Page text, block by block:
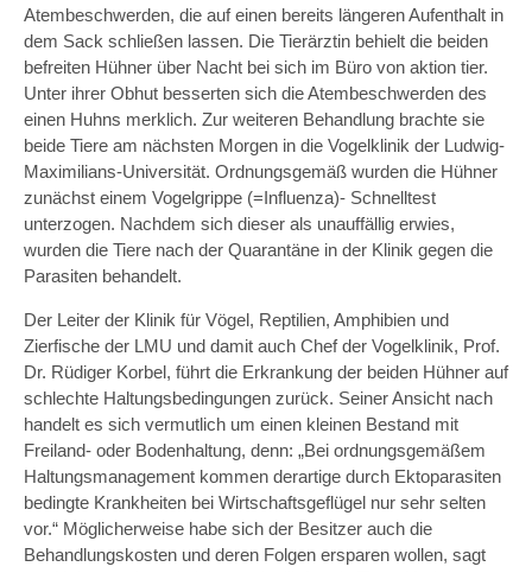
Atembeschwerden, die auf einen bereits längeren Aufenthalt in
dem Sack schließen lassen. Die Tierärztin behielt die beiden
befreiten Hühner über Nacht bei sich im Büro von aktion tier.
Unter ihrer Obhut besserten sich die Atembeschwerden des
einen Huhns merklich. Zur weiteren Behandlung brachte sie
beide Tiere am nächsten Morgen in die Vogelklinik der Ludwig-
Maximilians-Universität. Ordnungsgemäß wurden die Hühner
zunächst einem Vogelgrippe (=Influenza)- Schnelltest
unterzogen. Nachdem sich dieser als unauffällig erwies,
wurden die Tiere nach der Quarantäne in der Klinik gegen die
Parasiten behandelt.
Der Leiter der Klinik für Vögel, Reptilien, Amphibien und
Zierfische der LMU und damit auch Chef der Vogelklinik, Prof.
Dr. Rüdiger Korbel, führt die Erkrankung der beiden Hühner auf
schlechte Haltungsbedingungen zurück. Seiner Ansicht nach
handelt es sich vermutlich um einen kleinen Bestand mit
Freiland- oder Bodenhaltung, denn: „Bei ordnungsgemäßem
Haltungsmanagement kommen derartige durch Ektoparasiten
bedingte Krankheiten bei Wirtschaftsgeflügel nur sehr selten
vor.“ Möglicherweise habe sich der Besitzer auch die
Behandlungskosten und deren Folgen ersparen wollen, sagt